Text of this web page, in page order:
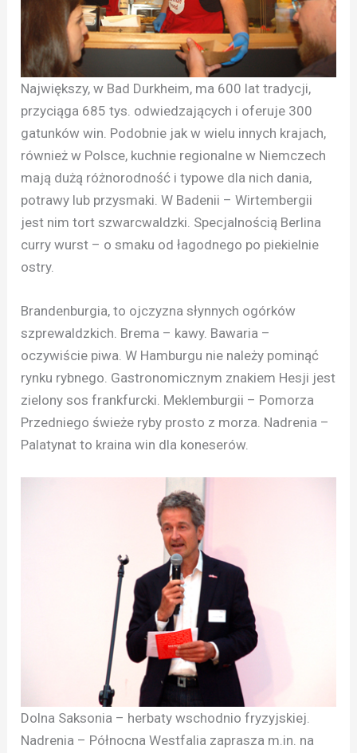
Największy, w Bad Durkheim, ma 600 lat tradycji,
przyciąga 685 tys. odwiedzających i oferuje 300
gatunków win. Podobnie jak w wielu innych krajach,
również w Polsce, kuchnie regionalne w Niemczech
mają dużą różnorodność i typowe dla nich dania,
potrawy lub przysmaki. W Badenii – Wirtembergii
jest nim tort szwarcwaldzki. Specjalnością Berlina
curry wurst – o smaku od łagodnego po piekielnie
ostry.
Brandenburgia, to ojczyzna słynnych ogórków
szprewaldzkich. Brema – kawy. Bawaria –
oczywiście piwa. W Hamburgu nie należy pominąć
rynku rybnego. Gastronomicznym znakiem Hesji jest
zielony sos frankfurcki. Meklemburgii – Pomorza
Przedniego świeże ryby prosto z morza. Nadrenia –
Palatynat to kraina win dla koneserów.
Dolna Saksonia – herbaty wschodnio fryzyjskiej.
Nadrenia – Północna Westfalia zaprasza m.in. na